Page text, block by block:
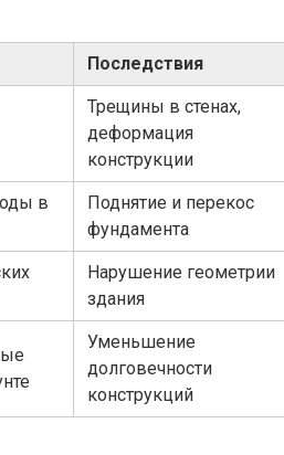
Последствия
Трещины в стенах,
деформация
конструкции
в
Поднятие и перекос
фундамента
Нарушение геометрии
здания
Уменьшение
долговечности
конструкций